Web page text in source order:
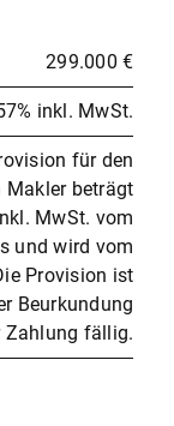
299.000 €
inkl. MwSt.
für den
Makler beträgt
MwSt. vom
und wird vom
Provision ist
Beurkundung
Zahlung fällig.